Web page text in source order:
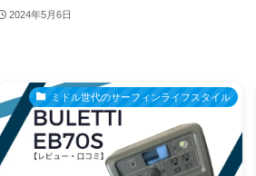
2024年5月6日
ミドル世代のサーフィンライフスタイル